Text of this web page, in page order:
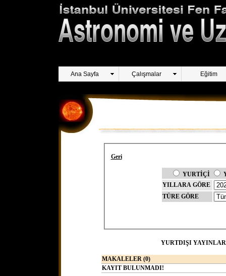
Ana Sayfa Çalışmalar Eğitim
Geri
YURTİÇİ
YILLARA GÖRE
TÜRE GÖRE
YURTDIŞI
MAKALELER (0)
KAYIT BULUNMADI!